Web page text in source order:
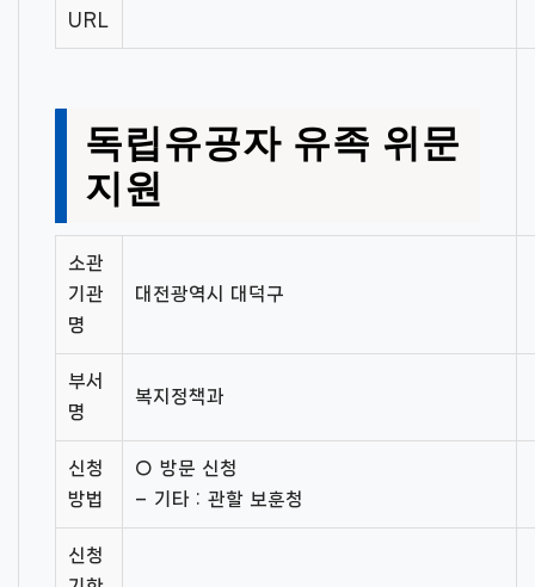
URL
독립유공자 유족 위문
지원
소관
기관
명
대전광역시 대덕구
부서
명
복지정책과
신청
방법
○ 방문 신청
– 기타 : 관할 보훈청
신청